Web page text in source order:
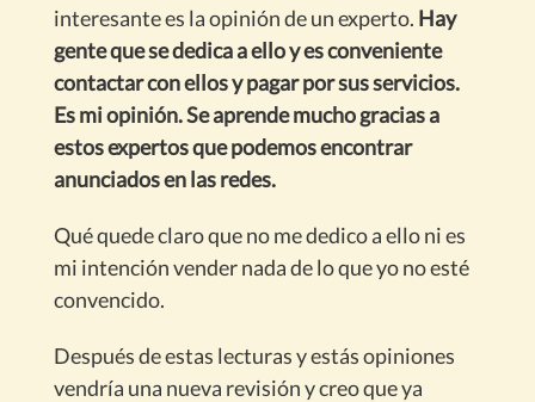
interesante es la opinión de un experto. Hay
gente que se dedica a ello y es conveniente
contactar con ellos y pagar por sus servicios.
Es mi opinión. Se aprende mucho gracias a
estos expertos que podemos encontrar
anunciados en las redes.
Qué quede claro que no me dedico a ello ni es
mi intención vender nada de lo que yo no esté
convencido.
Después de estas lecturas y estás opiniones
vendría una nueva revisión y creo que ya